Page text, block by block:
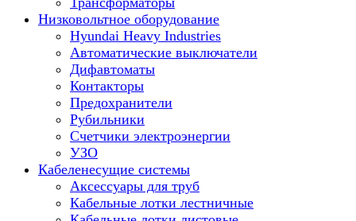
Низковольтное оборудование
Hyundai Heavy Industries
Автоматические выключатели
Дифавтоматы
Контакторы
Предохранители
Рубильники
Счетчики электроэнергии
УЗО
Кабеленесущие системы
Аксессуары для труб
Кабельные лотки лестничные